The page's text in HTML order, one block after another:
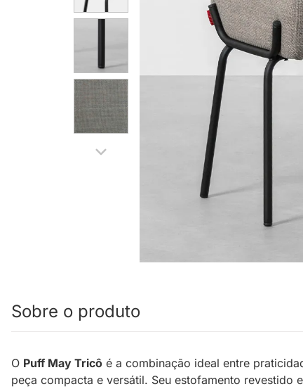
Sobre o produto
O Puff May Tricô é a combinação ideal entre
peça compacta e versátil. Seu estofamento